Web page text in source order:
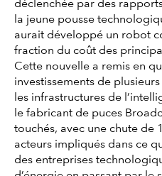
déclenchée par des
la jeune pousse
aurait développé un robot
fraction du coût des
Cette nouvelle a remis en
investissements de
les infrastructures de
le fabricant de puces
touchés, avec une chute de
acteurs impliqués dans ce
des entreprises